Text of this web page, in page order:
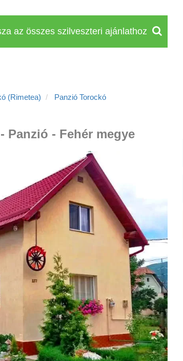
az összes szilveszteri ajánlathoz
(Rimetea)
Panzió Torockó
Panzió - Fehér megye